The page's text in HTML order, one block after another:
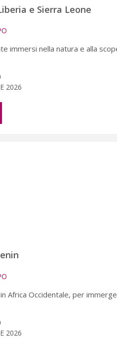
e Sierra Leone
immersi nella natura e alla
2026
Africa Occidentale, per
2026